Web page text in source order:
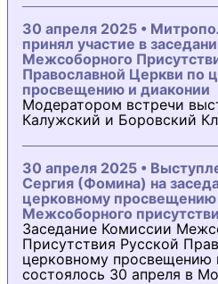
30 апреля 2025 •
принял участие в
Межсоборного
Православной Церкви по
просвещению и диаконии
Модератором встречи
Калужский и Боровский
30 апреля 2025 •
Сергия (Фомина) на
церковному просвещению
Межсоборного
Заседание Комиссии
Присутствия Русской
церковному просвещению
состоялось 30 апреля в